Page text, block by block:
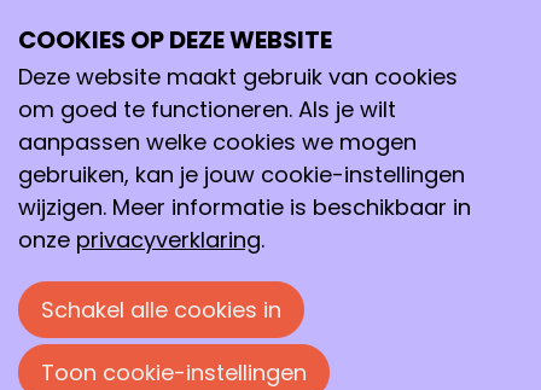
Samenwerken aan
een betere
toekomst
Met dat doel verenigen we chemici, life
scientists en procestechnologen in
Sluit je ook aan!
COOKIES OP DEZE WEBSITE
Deze website maakt gebruik van cookies
om goed te functioneren. Als je wilt
aanpassen welke cookies we mogen
gebruiken, kan je jouw cookie-instellingen
wijzigen. Meer informatie is beschikbaar in
onze privacyverklaring.
Schakel alle cookies in
Toon cookie-instellingen